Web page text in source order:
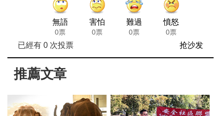
無語
0票
害怕
0票
難過
0票
憤怒
0票
已經有 0次投票 抢沙发
推薦文章